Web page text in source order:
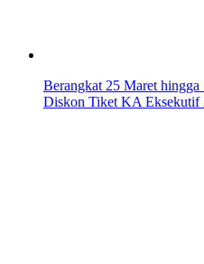
Berangkat 25 Maret
Diskon Tiket KA Eksekutif